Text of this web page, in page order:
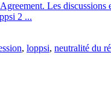
Les
2 ...
, loppsi, neutralité du